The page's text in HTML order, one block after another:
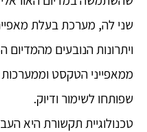
שני לה, מערכת בעלת
ויתרונות הנובעים מהמדיום
ממאפייני הטקסט
שפותחו לשימור ודיוק.
טכנולוגיית תקשורת היא